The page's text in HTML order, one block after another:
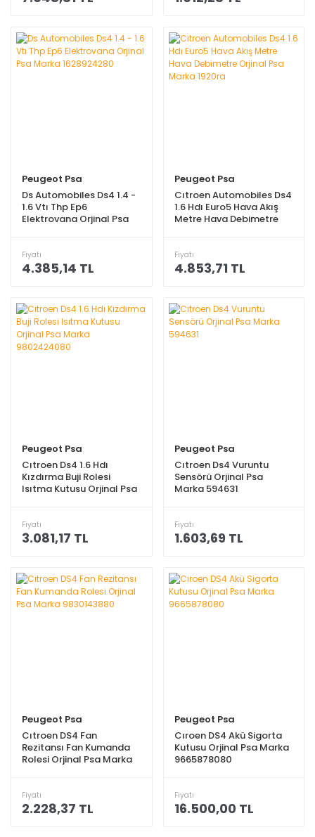
Peugeot Psa
Ds Automobiles Ds4 1.4 -
1.6 Vtı Thp Ep6
Elektrovana Orjinal Psa
Fiyatı
4.385,14 TL
Peugeot Psa
Cıtroen Automobiles Ds4
1.6 Hdı Euro5 Hava Akış
Metre Hava Debimetre
Fiyatı
4.853,71 TL
Peugeot Psa
Cıtroen Ds4 1.6 Hdı
Kızdırma Buji Rolesi
Isıtma Kutusu Orjinal Psa
Fiyatı
3.081,17 TL
Peugeot Psa
Cıtroen Ds4 Vuruntu
Sensörü Orjinal Psa
Marka 594631
Fiyatı
1.603,69 TL
Peugeot Psa
Cıtroen DS4 Fan
Rezitansı Fan Kumanda
Rolesi Orjinal Psa Marka
Fiyatı
2.228,37 TL
Peugeot Psa
Cıroen DS4 Akü Sigorta
Kutusu Orjinal Psa Marka
9665878080
Fiyatı
16.500,00 TL